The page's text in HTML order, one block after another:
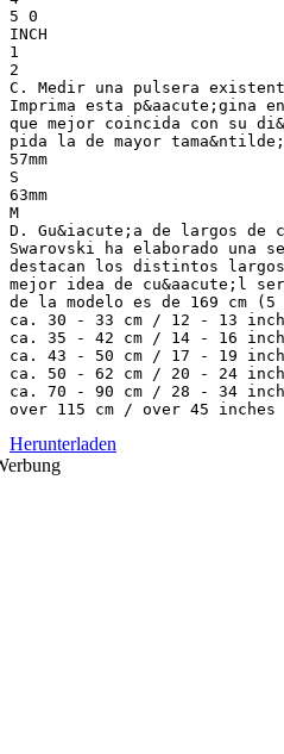
5 0
INCH
1
2
C. Medir una pulsera
Imprima esta p&aacute;gina
que mejor coincida con su
pida la de mayor
57mm
S
63mm
M
D. Gu&iacute;a de largos de
Swarovski ha elaborado una
destacan los distintos
mejor idea de cu&aacute;l
de la modelo es de 169 cm
ca. 30 - 33 cm / 12 - 13
ca. 35 - 42 cm / 14 - 16
ca. 43 - 50 cm / 17 - 19
ca. 50 - 62 cm / 20 - 24
ca. 70 - 90 cm / 28 - 34
Herunterladen